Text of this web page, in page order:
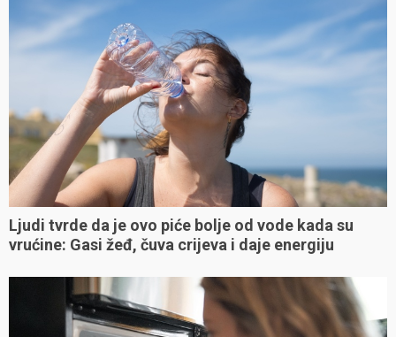
Ljudi tvrde da je ovo piće bolje od vode kada su
vrućine: Gasi žeđ, čuva crijeva i daje energiju